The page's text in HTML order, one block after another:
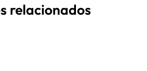
relacionados